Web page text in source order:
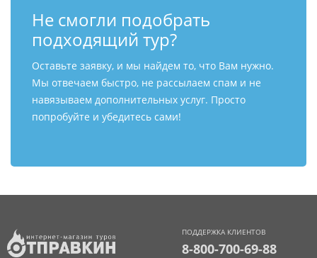
Не смогли подобрать
подходящий тур?
Оставьте заявку, и мы найдем то, что Вам нужно.
Мы отвечаем быстро, не рассылаем спам и не
навязываем дополнительных услуг. Просто
попробуйте и убедитесь сами!
ПОДДЕРЖКА КЛИЕНТОВ
8-800-700-69-88